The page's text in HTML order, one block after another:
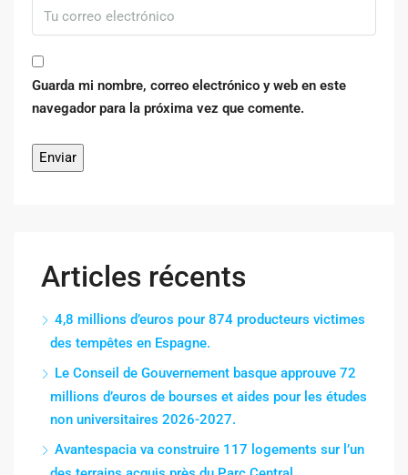
Guarda mi nombre, correo electrónico y web en este
navegador para la próxima vez que comente.
Articles récents
4,8 millions d’euros pour 874 producteurs victimes
des tempêtes en Espagne.
Le Conseil de Gouvernement basque approuve 72
millions d’euros de bourses et aides pour les études
non universitaires 2026-2027.
Avantespacia va construire 117 logements sur l’un